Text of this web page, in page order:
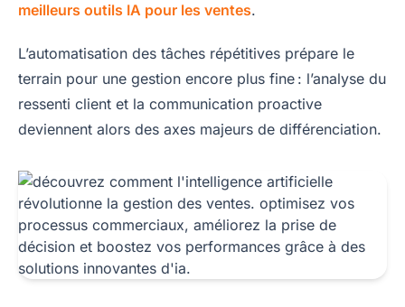
meilleurs outils IA pour les ventes.
L’automatisation des tâches répétitives prépare le
terrain pour une gestion encore plus fine : l’analyse du
ressenti client et la communication proactive
deviennent alors des axes majeurs de différenciation.